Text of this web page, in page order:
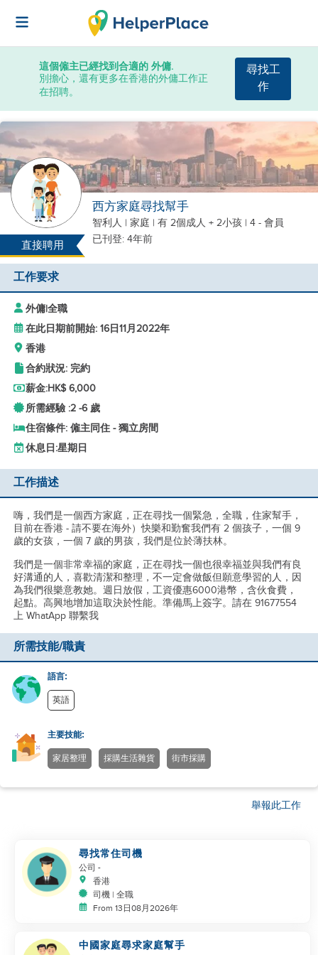
這個僱主已經找到合適的 外傭.
別擔心，還有更多在香港的外傭工作正
在招聘。
尋找工
作
直接聘用
西方家庭尋找幫手
智利人 | 家庭 | 有 2個成人 + 2小孩 | 4 - 會員
已刊登: 4年前
工作要求
外傭|全職
在此日期前開始: 16日11月2022年
香港
合約狀況: 完約
薪金:HK$ 6,000
所需經驗 :2 -6 歲
住宿條件: 僱主同住 - 獨立房間
休息日:星期日
工作描述
嗨，我們是一個西方家庭，正在尋找一個緊急，全職，住家幫手，
目前在香港 - 請不要在海外）快樂和勤奮我們有 2 個孩子，一個 9
歲的女孩，一個 7 歲的男孩，我們是位於薄扶林。
我們是一個非常幸福的家庭，正在尋找一個也很幸福並與我們有良
好溝通的人，喜歡清潔和整理，不一定會做飯但願意學習的人，因
為我們很樂意教她。週日放假，工資優惠6000港幣，含伙食費，
起點。高興地增加這取決於性能。準備馬上簽字。請在 91677554
上 WhatApp 聯繫我
所需技能/職責
語言:
英語
主要技能:
家居整理 採購生活雜貨 街市採購
舉報此工作
尋找常住司機
公司 -
香港
司機 | 全職
From 13日08月2026年
中國家庭尋求家庭幫手